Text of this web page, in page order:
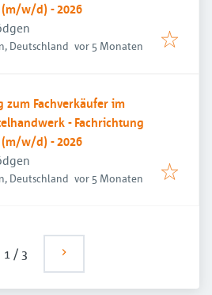
(m/w/d) - 2026
Deutschland Veröffentlicht:
vor 5 Monaten
zum Fachverkäufer im
- Fachrichtung
(m/w/d) - 2026
Deutschland Veröffentlicht:
vor 5 Monaten
1 / 3